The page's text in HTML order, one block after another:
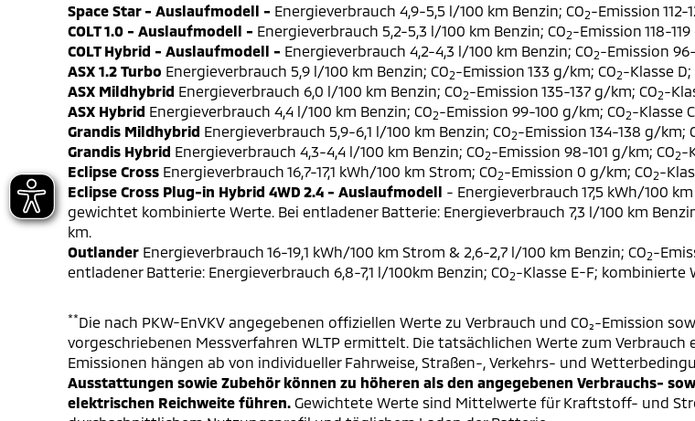
Space Star - Auslaufmodell - Energieverbrauch 4,9-5,5 l/100 km Benzin; CO2-Emission 112-
COLT 1.0 - Auslaufmodell - Energieverbrauch 5,2-5,3 l/100 km Benzin; CO2-Emission 118-
COLT Hybrid - Auslaufmodell - Energieverbrauch 4,2-4,3 l/100 km Benzin; CO2-Emission
ASX 1.2 Turbo Energieverbrauch 5,9 l/100 km Benzin; CO2-Emission 133 g/km; CO2-Klasse D;
ASX Mildhybrid Energieverbrauch 6,0 l/100 km Benzin; CO2-Emission 135-137 g/km; CO2-
ASX Hybrid Energieverbrauch 4,4 l/100 km Benzin; CO2-Emission 99-100 g/km; CO2-Klasse
Grandis Mildhybrid Energieverbrauch 5,9-6,1 l/100 km Benzin; CO2-Emission 134-138 g/km;
Grandis Hybrid Energieverbrauch 4,3-4,4 l/100 km Benzin; CO2-Emission 98-101 g/km; CO2-
Eclipse Cross Energieverbrauch 16,7-17,1 kWh/100 km Strom; CO2-Emission 0 g/km; CO2-
Eclipse Cross Plug-in Hybrid 4WD 2.4 - Auslaufmodell - Energieverbrauch 17,5 kWh/100
gewichtet kombinierte Werte. Bei entladener Batterie: Energieverbrauch 7,3 l/100 km
km.
Outlander Energieverbrauch 16-19,1 kWh/100 km Strom & 2,6-2,7 l/100 km Benzin; CO2-
entladener Batterie: Energieverbrauch 6,8-7,1 l/100km Benzin; CO2-Klasse E-F; kombinierte
**Die nach PKW-EnVKV angegebenen offiziellen Werte zu Verbrauch und CO₂-Emission
vorgeschriebenen Messverfahren WLTP ermittelt. Die tatsächlichen Werte zum
Emissionen hängen ab von individueller Fahrweise, Straßen-, Verkehrs- und
Ausstattungen sowie Zubehör können zu höheren als den angegebenen Verbrauchs-
elektrischen Reichweite führen. Gewichtete Werte sind Mittelwerte für Kraftstoff- und